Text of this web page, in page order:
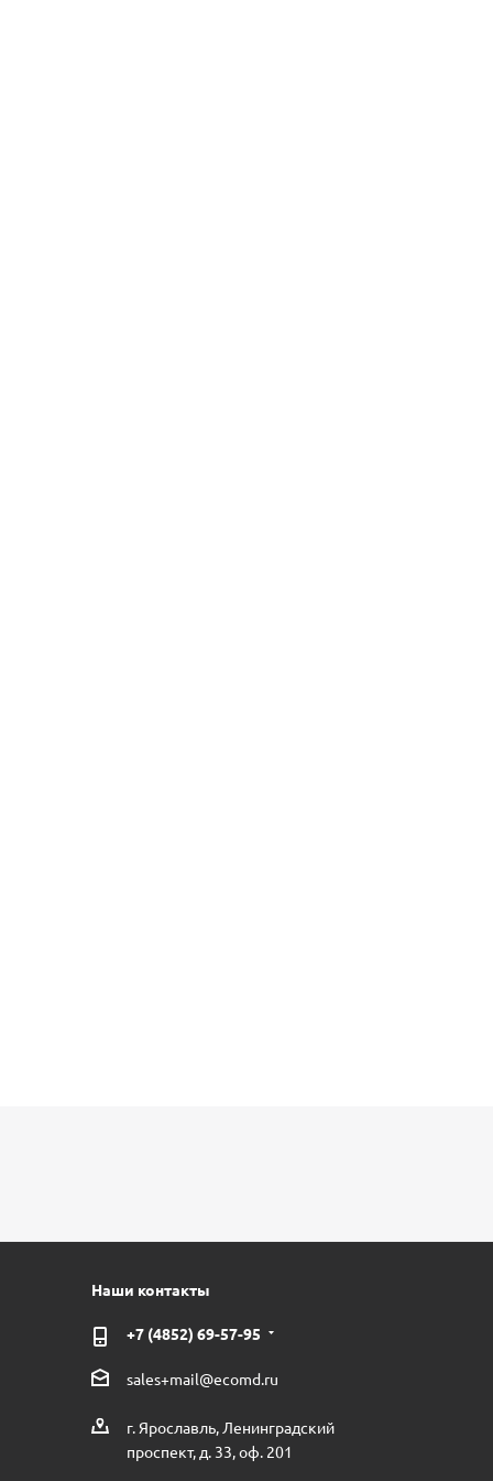
Наши контакты
+7 (4852) 69-57-95
sales+mail@ecomd.ru
г. Ярославль, Ленинградский
проспект, д. 33, оф. 201